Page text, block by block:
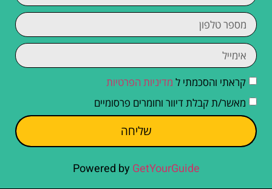
קראתי והסכמתי ל מדיניות הפרטיות
מאשר/ת קבלת דיוור וחומרים פרסומיים
שליחה
Powered by GetYourGuide